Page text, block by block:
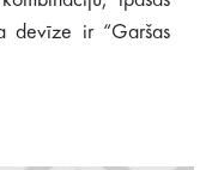
devīze ir “Garšas